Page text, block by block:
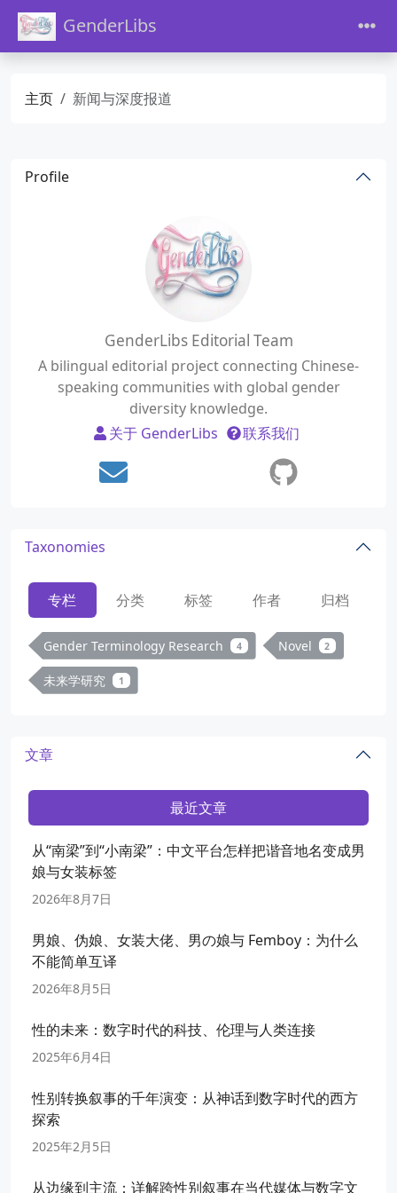
GenderLibs
主页 新闻与深度报道
Profile
GenderLibs Editorial Team
A bilingual editorial project connecting Chinese-
speaking communities with global gender
diversity knowledge.
关于 GenderLibs
联系我们
Taxonomies
专栏 分类 标签 作者 归档
Gender Terminology Research 4 Novel 2
未来学研究 1
文章
最近文章
从“南梁”到“小南梁”：中文平台怎样把谐音地名变成男
娘与女装标签
2026年8月7日
男娘、伪娘、女装大佬、男の娘与 Femboy：为什么
不能简单互译
2026年8月5日
性的未来：数字时代的科技、伦理与人类连接
2025年6月4日
性别转换叙事的千年演变：从神话到数字时代的西方
探索
2025年2月5日
从边缘到主流：详解跨性别叙事在当代媒体与数字文